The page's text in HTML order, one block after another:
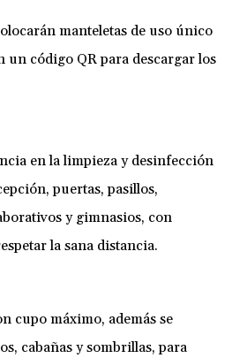
manteletas de uso único
un código QR para descargar los
en la limpieza y desinfección
puertas, pasillos,
y gimnasios, con
la sana distancia.
cupo máximo, además se
cabañas y sombrillas, para